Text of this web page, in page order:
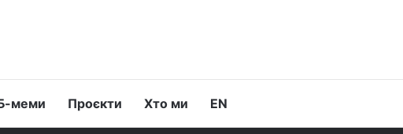
меми Проєкти Хто ми EN